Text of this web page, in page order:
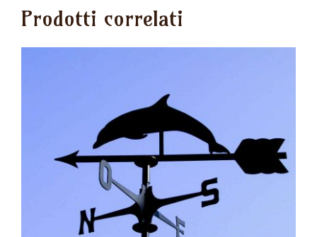
Prodotti correlati